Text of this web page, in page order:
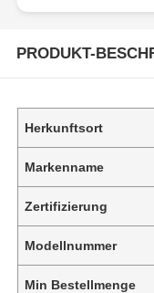
PRODUKT-
Herkunftsort
Markenname
Zertifizierung
Modellnummer
Min Bestellmenge